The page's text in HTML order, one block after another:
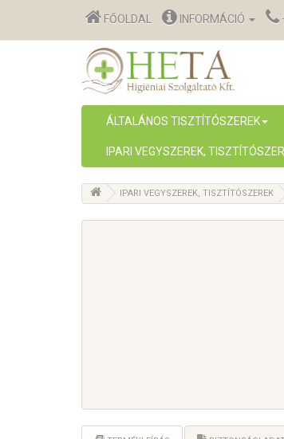
FŐOLDAL INFORMÁCIÓ
ÁLTALÁNOS TISZTÍTÓSZEREK
IPARI VEGYSZEREK,
IPARI VEGYSZEREK, TISZTÍTÓSZEREK